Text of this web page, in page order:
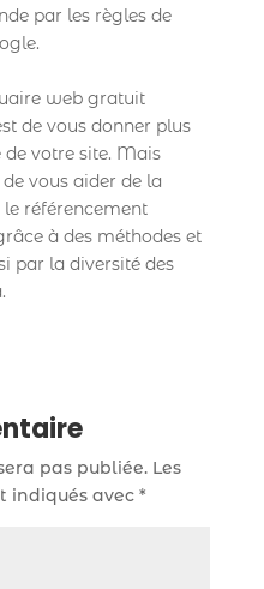
par les règles de
web gratuit
de vous donner plus
votre site. Mais
vous aider de la
référencement
à des méthodes et
par la diversité des
pas publiée. Les
indiqués avec *